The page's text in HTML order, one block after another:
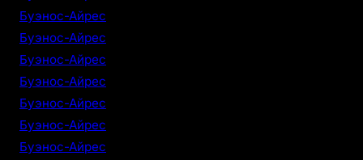
Буэнос-Айрес
Буэнос-Айрес
Буэнос-Айрес
Буэнос-Айрес
Буэнос-Айрес
Буэнос-Айрес
Буэнос-Айрес